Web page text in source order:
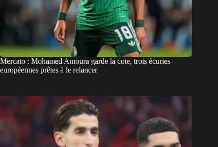
Mercato : Mohamed Amoura garde la cote, trois écuries
européennes prêtes à le relancer